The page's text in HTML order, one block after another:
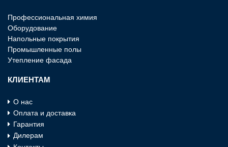
Профессиональная химия
Оборудование
Напольные покрытия
Промышленные полы
Утепление фасада
КЛИЕНТАМ
О нас
Оплата и доставка
Гарантия
Дилерам